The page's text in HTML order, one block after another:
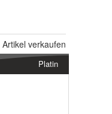
Artikel verkaufen
Platin